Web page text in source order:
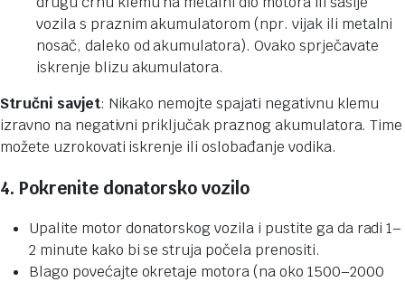
vozila s praznim akumulatorom (npr. vijak ili metalni
nosač, daleko od akumulatora). Ovako sprječavate
iskrenje blizu akumulatora.
Stručni savjet: Nikako nemojte spajati negativnu klemu
izravno na negativni priključak praznog akumulatora. Time
možete uzrokovati iskrenje ili oslobađanje vodika.
4. Pokrenite donatorsko vozilo
Upalite motor donatorskog vozila i pustite ga da radi 1–
2 minute kako bi se struja počela prenositi.
Blago povećajte okretaje motora (na oko 1500–2000